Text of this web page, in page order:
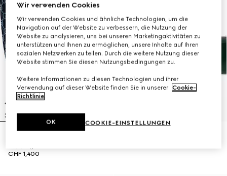
CHF 1,400
Wir verwenden Cookies
Wir verwenden Cookies und ähnliche Technologien, um die
Navigation auf der Website zu verbessern, die Nutzung der
Website zu analysieren, uns bei unseren Marketingaktivitäten zu
unterstützen und Ihnen zu ermöglichen, unsere Inhalte auf Ihren
sozialen Netzwerken zu teilen. Durch die weitere Nutzung dieser
Website stimmen Sie diesen Nutzungsbedingungen zu.
Weitere Informationen zu diesen Technologien und ihrer
Verwendung auf dieser Website finden Sie in unserer Cookie-
Richtlinie.
COOKIE-EINSTELLUNGEN
OK